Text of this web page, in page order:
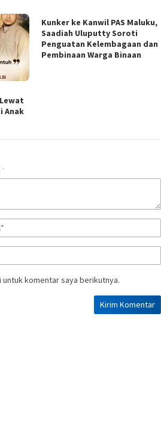
Anak
Kunker ke Kanwil PAS Maluku,
Saadiah Uluputty Soroti
Penguatan Kelembagaan dan
Pembinaan Warga Binaan
*
untuk komentar saya berikutnya.